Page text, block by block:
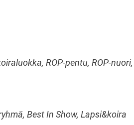
ROP-pentu, ROP-
Best In Show, Lapsi&koira